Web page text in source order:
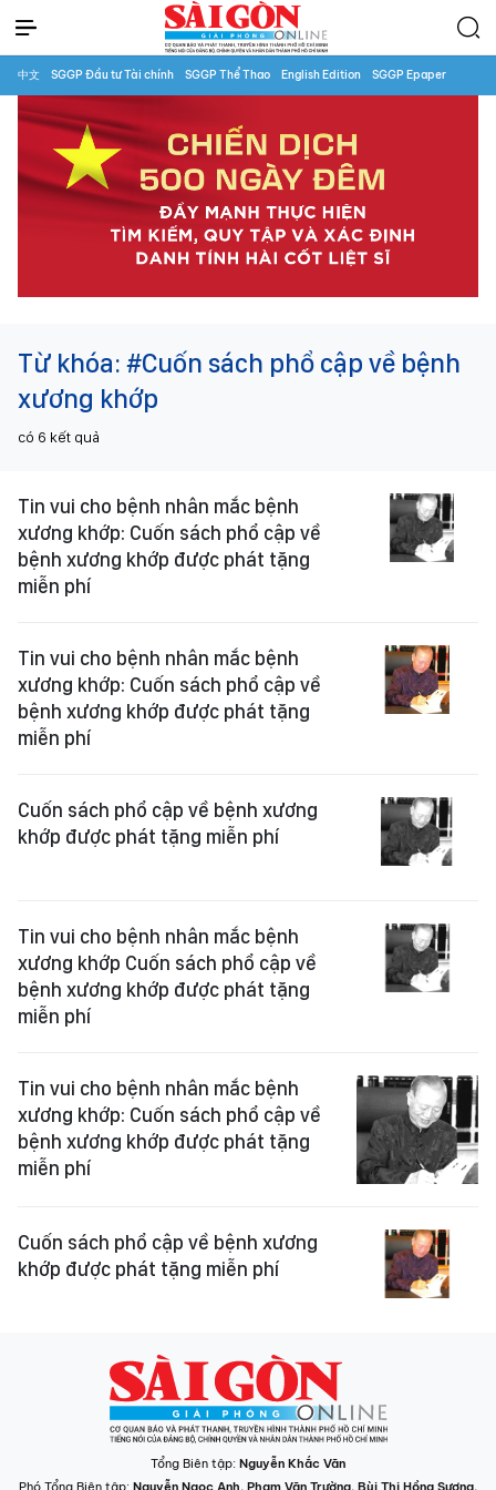
中文 SGGP Đầu tư Tài chính SGGP Thể Thao English Edition SGGP Epaper
Từ khóa: #Cuốn sách phổ cập về bệnh
xương khớp
có 6 kết quả
Tin vui cho bệnh nhân mắc bệnh
xương khớp: Cuốn sách phổ cập về
bệnh xương khớp được phát tặng
miễn phí
Tin vui cho bệnh nhân mắc bệnh
xương khớp: Cuốn sách phổ cập về
bệnh xương khớp được phát tặng
miễn phí
Cuốn sách phổ cập về bệnh xương
khớp được phát tặng miễn phí
Tin vui cho bệnh nhân mắc bệnh
xương khớp Cuốn sách phổ cập về
bệnh xương khớp được phát tặng
miễn phí
Tin vui cho bệnh nhân mắc bệnh
xương khớp: Cuốn sách phổ cập về
bệnh xương khớp được phát tặng
miễn phí
Cuốn sách phổ cập về bệnh xương
khớp được phát tặng miễn phí
Tổng Biên tập: Nguyễn Khắc Văn
Phó Tổng Biên tập: Nguyễn Ngọc Anh, Phạm Văn Trường, Bùi Thị Hồng Sương,